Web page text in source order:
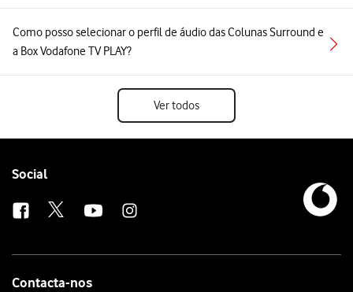
Como posso selecionar o perfil de áudio das Colunas Surround e
a Box Vodafone TV PLAY?
Ver todos
Follow
Social
Contacta-nos